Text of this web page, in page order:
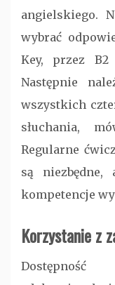
angielskiego.
wybrać
Key, przez
Następnie
wszystkich
słuchania,
Regularne
są niezbędne,
kompetencje
Korzystanie z
Dostępność